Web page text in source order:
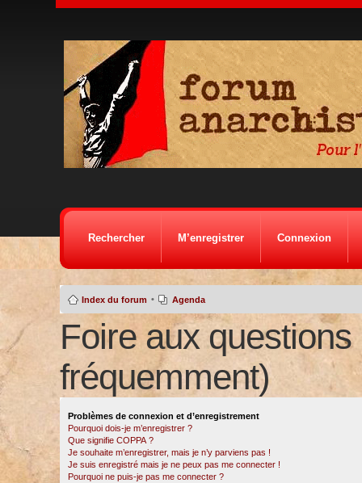
Rechercher M’enregistrer Connexion
Index du forum • Agenda
Foire aux
fréquemment)
Problèmes de connexion et d’enregistrement
Pourquoi dois-je m’enregistrer ?
Que signifie COPPA ?
Je souhaite m’enregistrer, mais je n’y parviens pas !
Je suis enregistré mais je ne peux pas me connecter !
Pourquoi ne puis-je pas me connecter ?